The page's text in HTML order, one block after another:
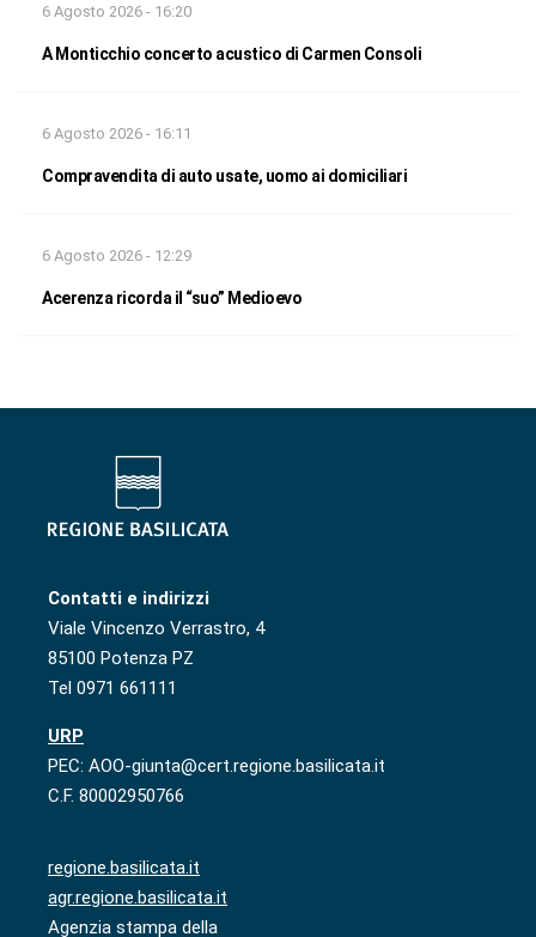
6 Agosto 2026 - 16:20
A Monticchio concerto acustico di Carmen Consoli
6 Agosto 2026 - 16:11
Compravendita di auto usate, uomo ai domiciliari
6 Agosto 2026 - 12:29
Acerenza ricorda il “suo” Medioevo
Contatti e indirizzi
Viale Vincenzo Verrastro, 4
85100 Potenza PZ
Tel 0971 661111
URP
PEC: AOO-giunta@cert.regione.basilicata.it
C.F. 80002950766
regione.basilicata.it
agr.regione.basilicata.it
Agenzia stampa della